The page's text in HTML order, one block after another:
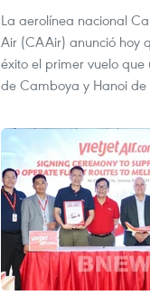
La aerolínea nacional
Air (CAAir) anunció hoy
éxito el primer vuelo que
de Camboya y Hanoi de